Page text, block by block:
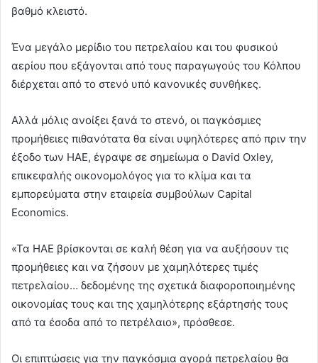
βαθμό κλειστό.
Ένα μεγάλο μερίδιο του πετρελαίου και του φυσικού
αερίου που εξάγονται από τους παραγωγούς του Κόλπου
διέρχεται από το στενό υπό κανονικές συνθήκες.
Αλλά μόλις ανοίξει ξανά το στενό, οι παγκόσμιες
προμήθειες πιθανότατα θα είναι υψηλότερες από πριν την
έξοδο των ΗΑΕ, έγραψε σε σημείωμα ο David Oxley,
επικεφαλής οικονομολόγος για το κλίμα και τα
εμπορεύματα στην εταιρεία συμβούλων Capital
Economics.
«Τα ΗΑΕ βρίσκονται σε καλή θέση για να αυξήσουν τις
προμήθειες και να ζήσουν με χαμηλότερες τιμές
πετρελαίου… δεδομένης της σχετικά διαφοροποιημένης
οικονομίας τους και της χαμηλότερης εξάρτησής τους
από τα έσοδα από το πετρέλαιο», πρόσθεσε.
Οι επιπτώσεις για την παγκόσμια αγορά πετρελαίου θα